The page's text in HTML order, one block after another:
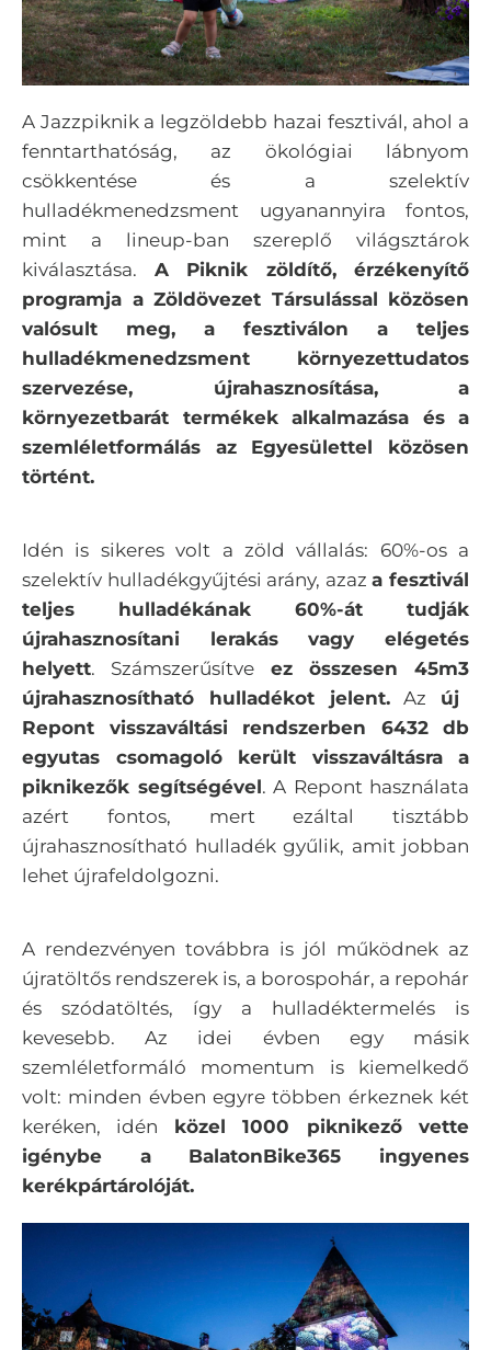
A Jazzpiknik a legzöldebb hazai fesztivál, ahol a
fenntarthatóság, az ökológiai lábnyom
csökkentése és a szelektív
hulladékmenedzsment ugyanannyira fontos,
mint a lineup-ban szereplő világsztárok
kiválasztása. A Piknik zöldítő, érzékenyítő
programja a Zöldövezet Társulással közösen
valósult meg, a fesztiválon a teljes
hulladékmenedzsment környezettudatos
szervezése, újrahasznosítása, a
környezetbarát termékek alkalmazása és a
szemléletformálás az Egyesülettel közösen
történt.
Idén is sikeres volt a zöld vállalás: 60%-os a
szelektív hulladékgyűjtési arány, azaza fesztivál
teljes hulladékának 60%-át tudják
újrahasznosítani lerakás vagy elégetés
helyett. Számszerűsítve ez összesen 45m3
újrahasznosítható hulladékot jelent.Az új
Repont visszaváltási rendszerben 6432 db
egyutas csomagoló került visszaváltásra a
piknikezők segítségével. A Repont használata
azért fontos, mert ezáltal tisztább
újrahasznosítható hulladék gyűlik, amit jobban
lehet újrafeldolgozni.
A rendezvényen továbbra is jól működnek az
újratöltős rendszerek is, a borospohár, a repohár
és szódatöltés, így a hulladéktermelés is
kevesebb. Az idei évben egy másik
szemléletformáló momentum is kiemelkedő
volt: minden évben egyre többen érkeznek két
keréken, idén közel 1000 piknikező vette
igénybe a BalatonBike365 ingyenes
kerékpártárolóját.